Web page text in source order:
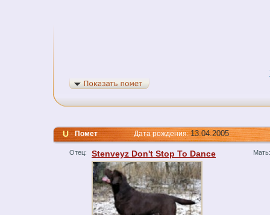
U-ПометДата рождения:13.04.2005
Отец: Stenveyz Don't Stop To Dance Мать: